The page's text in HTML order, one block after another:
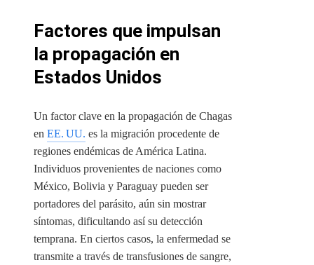
Factores que impulsan
la propagación en
Estados Unidos
Un factor clave en la propagación de Chagas
en EE. UU. es la migración procedente de
regiones endémicas de América Latina.
Individuos provenientes de naciones como
México, Bolivia y Paraguay pueden ser
portadores del parásito, aún sin mostrar
síntomas, dificultando así su detección
temprana. En ciertos casos, la enfermedad se
transmite a través de transfusiones de sangre,